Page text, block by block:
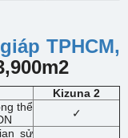
TPHCM,
Kizuna 2
thể
✓
sử